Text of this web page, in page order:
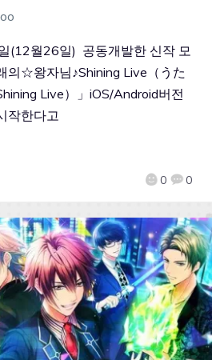
0 0
(12월26일) 공동개발한 신작 모
의☆왕자님♪Shining Live（うた
Live）」iOS/Android버전
작한다고